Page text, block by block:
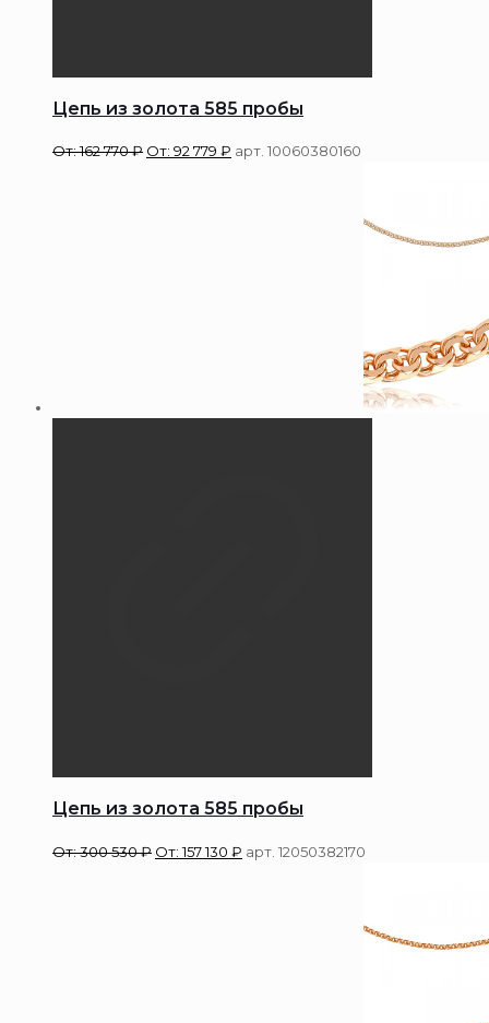
Цепь из золота 585 пробы
От:162 770₽ От: 92 779 ₽ арт. 10060380160
Цепь из золота 585 пробы
От:300 530₽ От:157 130 ₽ арт. 12050382170